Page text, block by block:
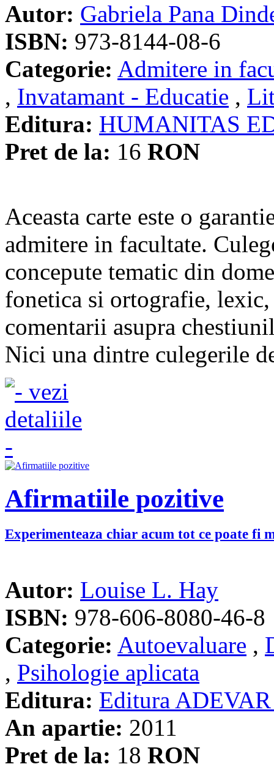
Autor: Gabriela Pana
ISBN: 973-8144-08-6
Categorie: Admitere in
, Invatamant - Educatie ,
Editura: HUMANITAS
Pret de la: 16 RON
Aceasta carte este o
admitere in facultate.
concepute tematic din
fonetica si ortografie,
comentarii asupra
Nici una dintre culegerile
Afirmatiile pozitive
Experimenteaza chiar acum tot ce poate fi
Autor: Louise L. Hay
ISBN: 978-606-8080-46-8
Categorie: Autoevaluare ,
, Psihologie aplicata
Editura: Editura
An apartie: 2011
Pret de la: 18 RON